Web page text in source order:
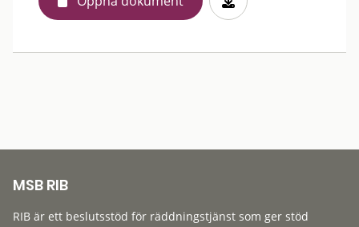
MSB RIB
RIB är ett beslutsstöd för räddningstjänst som ger stöd